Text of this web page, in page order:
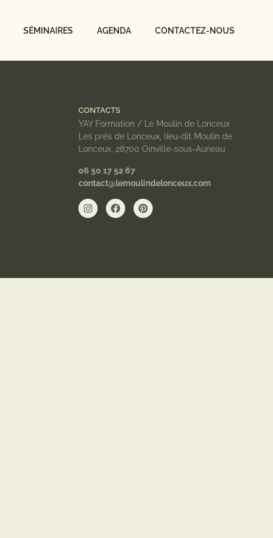
SÉMINAIRES AGENDA CONTACTEZ-NOUS
CONTACTS
YAY Formation / Le Moulin de Lonceux
Les prés de Lonceux, lieu-dit Moulin de
Lonceux, 28700 Oinville-sous-Auneau
06 50 17 52 67
contact@lemoulindelonceux.com